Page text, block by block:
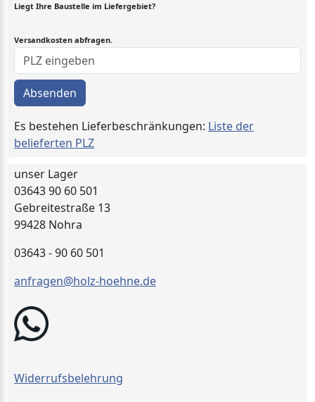
Liegt Ihre Baustelle im Liefergebiet?
Versandkosten abfragen.
Absenden
Es bestehen Lieferbeschränkungen: Liste der
belieferten PLZ
unser Lager
03643 90 60 501
Gebreitestraße 13
99428 Nohra
03643 - 90 60 501
anfragen@holz-hoehne.de
Widerrufsbelehrung